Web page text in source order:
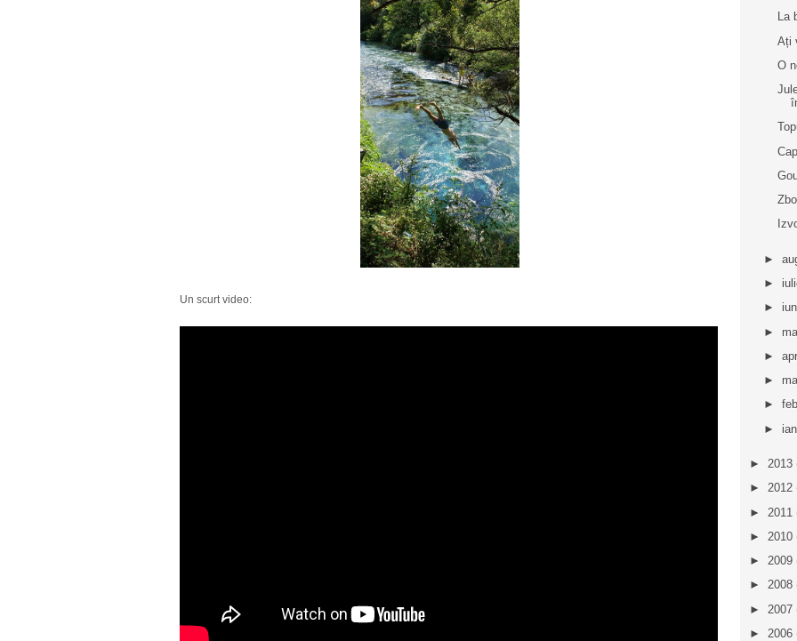
Un scurt video:
La
Ați
O
►
►
►
►
►
►
►
►
► 2013
► 2012
► 2011
► 2010
► 2009
► 2008
► 2007
► 2006